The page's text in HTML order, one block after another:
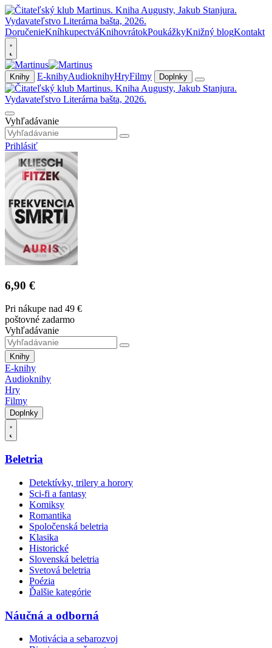
DoručenieKníhkupectváKnihovrátokPoukážkyKnižný blogKontakt
Knihy E-knihyAudioknihyHryFilmy Doplnky
Vyhľadávanie
Prihlásiť
6,90 €
Pri nákupe nad 49 €
poštovné zadarmo
Vyhľadávanie
Knihy
E-knihy
Audioknihy
Hry
Filmy
Doplnky
Beletria
Detektívky, trilery a horory
Sci-fi a fantasy
Komiksy
Romantika
Spoločenská beletria
Klasika
Historické
Slovenská beletria
Svetová beletria
Poézia
Ďalšie kategórie
Náučná a odborná
Motivácia a sebarozvoj